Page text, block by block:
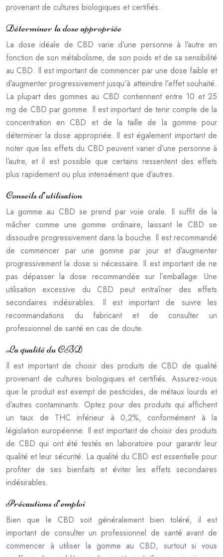
provenant de cultures biologiques et certifiés.
Déterminer la dose appropriée
La dose idéale de CBD varie d’une personne à l’autre en
fonction de son métabolisme, de son poids et de sa sensibilité
au CBD. Il est important de commencer par une dose faible et
d’augmenter progressivement jusqu’à atteindre l’effet souhaité.
La plupart des gommes au CBD contiennent entre 10 et 25
mg de CBD par gomme. Il est important de tenir compte de la
concentration en CBD et de la taille de la gomme pour
déterminer la dose appropriée. Il est également important de
noter que les effets du CBD peuvent varier d’une personne à
l’autre, et il est possible que certains ressentent des effets
plus rapidement ou plus intensément que d’autres.
Conseils d’utilisation
La gomme au CBD se prend par voie orale. Il suffit de la
mâcher comme une gomme ordinaire, laissant le CBD se
dissoudre progressivement dans la bouche. Il est recommandé
de commencer par une gomme par jour et d’augmenter
progressivement la dose si nécessaire. Il est important de ne
pas dépasser la dose recommandée sur l’emballage. Une
utilisation excessive du CBD peut entraîner des effets
secondaires indésirables. Il est important de suivre les
recommandations du fabricant et de consulter un
professionnel de santé en cas de doute.
La qualité du CBD
Il est important de choisir des produits de CBD de qualité
provenant de cultures biologiques et certifiés. Assurez-vous
que le produit est exempt de pesticides, de métaux lourds et
d’autres contaminants. Optez pour des produits qui affichent
un taux de THC inférieur à 0,2%, conformément à la
législation européenne. Il est important de choisir des produits
de CBD qui ont été testés en laboratoire pour garantir leur
qualité et leur sécurité. La qualité du CBD est essentielle pour
profiter de ses bienfaits et éviter les effets secondaires
indésirables.
Précautions d’emploi
Bien que le CBD soit généralement bien toléré, il est
important de consulter un professionnel de santé avant de
commencer à utiliser la gomme au CBD, surtout si vous